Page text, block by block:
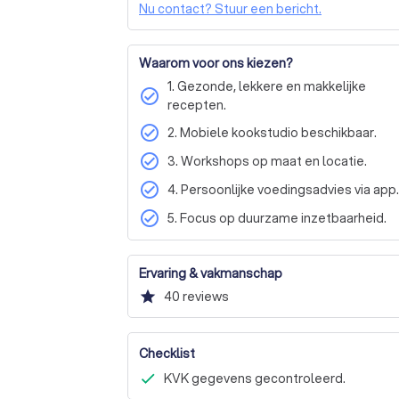
ervaring? Neem contact met ons op voor
helpen op jouw reis naar een gezonder
Nu contact? Stuur een bericht.
Waarom voor ons kiezen?
check_circle 1. Gezonde, lekkere en makkelijke
recepten.
check_circle 2. Mobiele kookstudio beschikbaar.
check_circle 3. Workshops op maat en locatie.
check_circle 4. Persoonlijke voedingsadvies via app.
check_circle 5. Focus op duurzame inzetbaarheid.
Ervaring & vakmanschap
star 40 reviews
Checklist
KVK gegevens gecontroleerd.